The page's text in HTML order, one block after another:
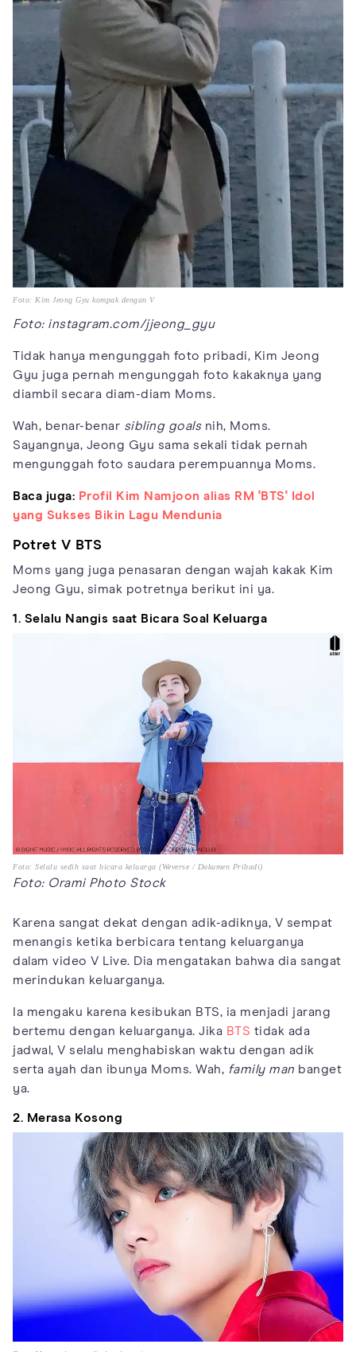
Foto: Kim Jeong Gyu kompak dengan V
Foto: instagram.com/jjeong_gyu
Tidak hanya mengunggah foto pribadi, Kim Jeong
Gyu juga pernah mengunggah foto kakaknya yang
diambil secara diam-diam Moms.
Wah, benar-benar sibling goalsnih, Moms.
Sayangnya, Jeong Gyu sama sekali tidak pernah
mengunggah foto saudara perempuannya Moms.
Baca juga: Profil Kim Namjoon alias RM 'BTS' Idol
yang Sukses Bikin Lagu Mendunia
Potret V BTS
Moms yang juga penasaran dengan wajah kakak Kim
Jeong Gyu, simak potretnya berikut ini ya.
1. Selalu Nangis saat Bicara Soal Keluarga
Foto: Selalu sedih saat bicara keluarga (Weverse / Dokumen Pribadi)
Foto: Orami Photo Stock
Karena sangat dekat dengan adik-adiknya, V sempat
menangis ketika berbicara tentang keluarganya
dalam video V Live. Dia mengatakan bahwa dia sangat
merindukan keluarganya.
Ia mengaku karena kesibukan BTS, ia menjadi jarang
bertemu dengan keluarganya. Jika BTS tidak ada
jadwal, V selalu menghabiskan waktu dengan adik
serta ayah dan ibunya Moms. Wah, family man banget
ya.
2. Merasa Kosong